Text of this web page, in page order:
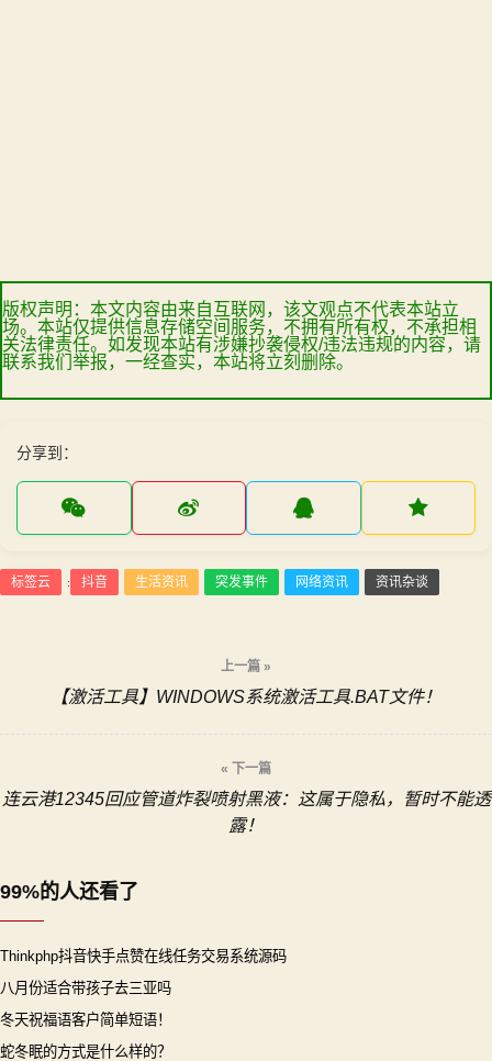
版权声明：本文内容由来自互联网，该文观点不代表本站立
场。本站仅提供信息存储空间服务，不拥有所有权，不承担相
关法律责任。如发现本站有涉嫌抄袭侵权/违法违规的内容，请
联系我们举报，一经查实，本站将立刻删除。
分享到：
标签云 : 抖音 生活资讯 突发事件 网络资讯 资讯杂谈
航
上一篇 »
【激活工具】WINDOWS系统激活工具.BAT文件！
« 下一篇
连云港12345回应管道炸裂喷射黑液：这属于隐私，暂时不能透
露！
99%的人还看了
Thinkphp抖音快手点赞在线任务交易系统源码
八月份适合带孩子去三亚吗
冬天祝福语客户简单短语！
蛇冬眠的方式是什么样的？